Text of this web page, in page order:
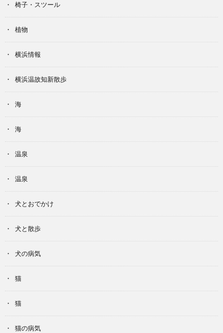
椅子・スツール
植物
横浜情報
横浜温故知新散歩
海
海
温泉
温泉
犬とおでかけ
犬と散歩
犬の病気
猫
猫
猫の病気